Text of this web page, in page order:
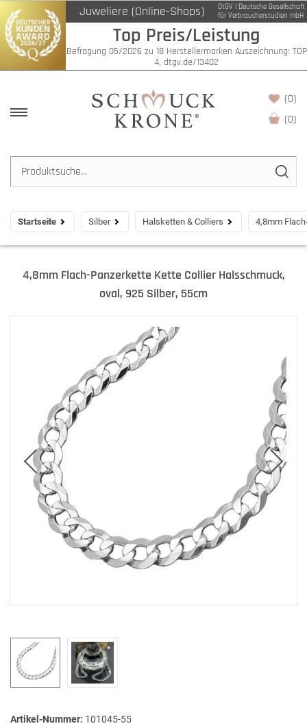
Juweliere (Online-Shops)
DtGV | Deutsche Gesellschaft
für Verbraucherstudien mbH
Top Preis/Leistung
Befragung 05/2026 zu 18 Herstellermarken Auszeichnung: TOP
4, dtgv.de/13402
(0)
(0)
Startseite Silber Halsketten & Colliers 4,8mm
4,8mm Flach-Panzerkette Kette Collier Halsschmuck,
oval, 925 Silber, 55cm
Artikel-Nummer: 101045-55